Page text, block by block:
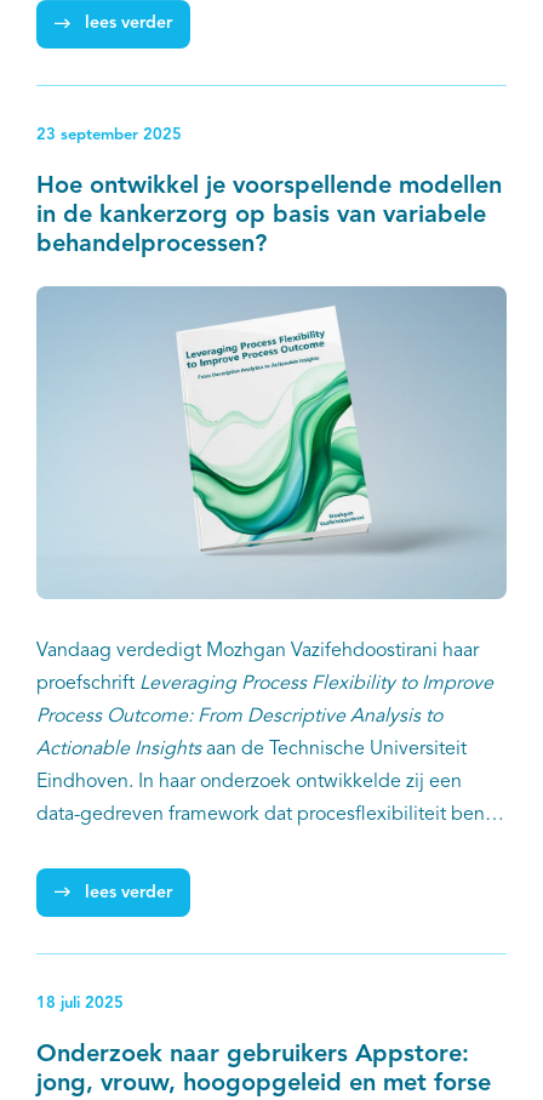
leven na behandeling. Daarmee kunnen mensen met
slokdarm- of maagkanker vooraf beter worden
behandelkeuze te maken.
lees verder
23 september 2025
Hoe ontwikkel je voorspellende modellen
in de kankerzorg op basis van variabele
behandelprocessen?
Vandaag verdedigt Mozhgan Vazifehdoostirani haar
proefschrift Leveraging Process Flexibility to Improve
Process Outcome: From Descriptive Analysis to
Actionable Insightsaan de Technische Universiteit
Eindhoven. In haar onderzoek ontwikkelde zij een
data-gedreven framework dat procesflexibiliteit benut
verbeteren in complexe en sterk variabele processen,
zoals kankerzorg.
lees verder
18 juli 2025
Onderzoek naar gebruikers Appstore:
jong, vrouw, hoogopgeleid en met forse